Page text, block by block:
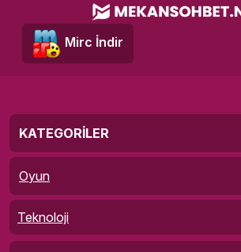
Mirc İndir
KATEGORILER
Oyun
Teknoloji